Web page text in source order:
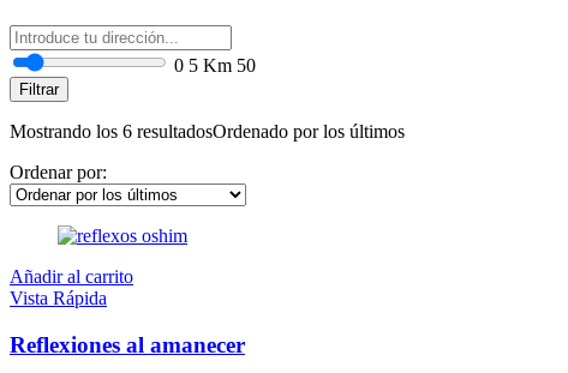
0 5 Km 50
Filtrar
Mostrando los 6 resultadosOrdenado por los últimos
Ordenar por:
Añadir al carrito
Vista Rápida
Reflexiones al amanecer